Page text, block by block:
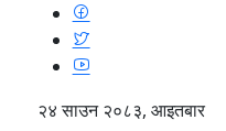
२४ साउन २०८३, आइतबार